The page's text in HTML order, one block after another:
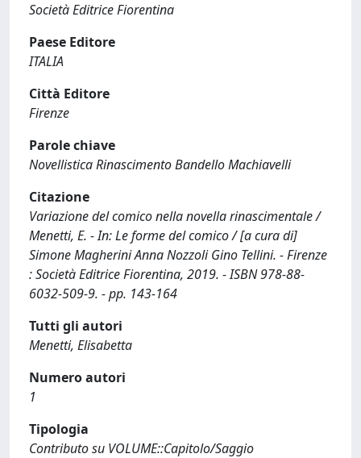
Società Editrice Fiorentina
Paese Editore
ITALIA
Città Editore
Firenze
Parole chiave
Novellistica Rinascimento Bandello Machiavelli
Citazione
Variazione del comico nella novella rinascimentale /
Menetti, E. - In: Le forme del comico / [a cura di]
Simone Magherini Anna Nozzoli Gino Tellini. - Firenze
: Società Editrice Fiorentina, 2019. - ISBN 978-88-
6032-509-9. - pp. 143-164
Tutti gli autori
Menetti, Elisabetta
Numero autori
1
Tipologia
Contributo su VOLUME::Capitolo/Saggio